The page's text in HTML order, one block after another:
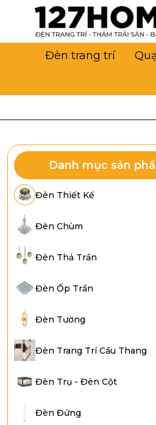
Đèn trang trí
Danh mục sản
Đèn Thiết Kế
Đèn Chùm
Đèn Thả Trần
Đèn Ốp Trần
Đèn Tường
Đèn Trang Trí Cầu Thang
Đèn Trụ - Đèn Cột
Đèn Đứng